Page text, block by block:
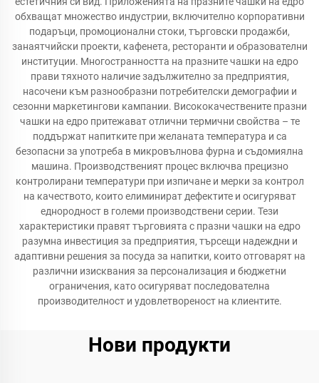
обхващат множество индустрии, включително корпоративни
подаръци, промоционални стоки, търговски продажби,
занаятчийски проекти, кафенета, ресторанти и образователни
институции. Многостранността на празните чашки на едро
прави тяхното наличие задължително за предприятия,
насочени към разнообразни потребителски демографии и
сезонни маркетингови кампании. Висококачествените празни
чашки на едро притежават отлични термични свойства – те
поддържат напитките при желаната температура и са
безопасни за употреба в микровълнова фурна и съдомиялна
машина. Производственият процес включва прецизно
контролирани температури при изпичане и мерки за контрол
на качеството, които елиминират дефектите и осигуряват
еднородност в големи производствени серии. Тези
характеристики правят търговията с празни чашки на едро
разумна инвестиция за предприятия, търсещи надеждни и
адаптивни решения за посуда за напитки, които отговарят на
различни изисквания за персонализация и бюджетни
ограничения, като осигуряват последователна
производителност и удовлетвореност на клиентите.
Нови продукти